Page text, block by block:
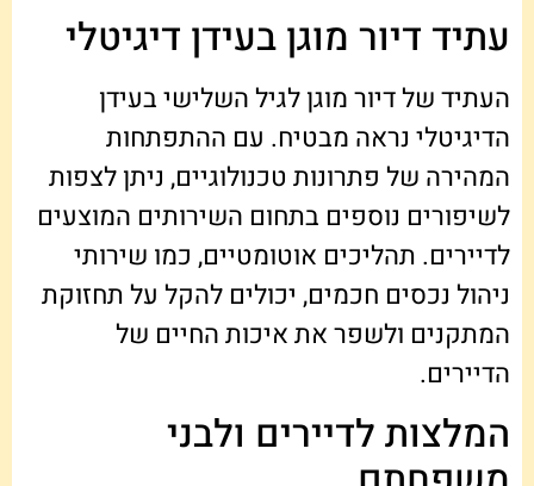
עתיד דיור מוגן בעידן דיגיטלי
העתיד של דיור מוגן לגיל השלישי בעידן
הדיגיטלי נראה מבטיח. עם ההתפתחות
המהירה של פתרונות טכנולוגיים, ניתן לצפות
לשיפורים נוספים בתחום השירותים המוצעים
לדיירים. תהליכים אוטומטיים, כמו שירותי
ניהול נכסים חכמים, יכולים להקל על תחזוקת
המתקנים ולשפר את איכות החיים של
הדיירים.
המלצות לדיירים ולבני